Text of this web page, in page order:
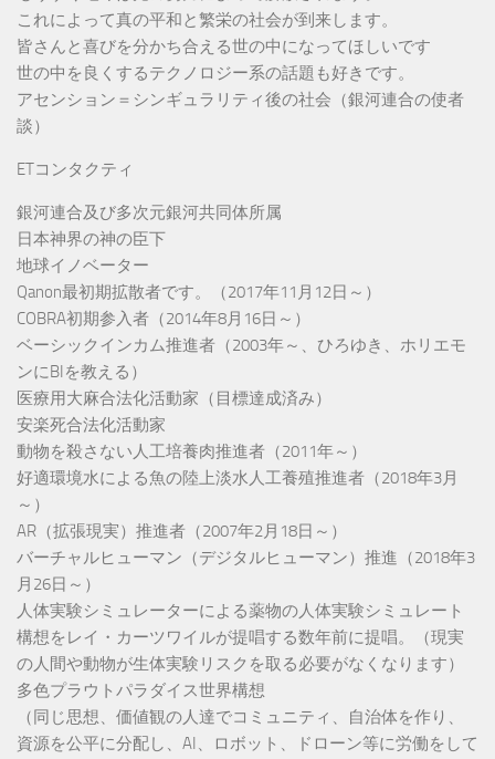
これによって真の平和と繁栄の社会が到来します。
皆さんと喜びを分かち合える世の中になってほしいです
世の中を良くするテクノロジー系の話題も好きです。
アセンション＝シンギュラリティ後の社会（銀河連合の使者
談）
ETコンタクティ
銀河連合及び多次元銀河共同体所属
日本神界の神の臣下
地球イノベーター
Qanon最初期拡散者です。（2017年11月12日～）
COBRA初期参入者（2014年8月16日～）
ベーシックインカム推進者（2003年～、ひろゆき、ホリエモ
ンにBIを教える）
医療用大麻合法化活動家（目標達成済み）
安楽死合法化活動家
動物を殺さない人工培養肉推進者（2011年～）
好適環境水による魚の陸上淡水人工養殖推進者（2018年3月
～）
AR（拡張現実）推進者（2007年2月18日～）
バーチャルヒューマン（デジタルヒューマン）推進（2018年3
月26日～）
人体実験シミュレーターによる薬物の人体実験シミュレート
構想をレイ・カーツワイルが提唱する数年前に提唱。（現実
の人間や動物が生体実験リスクを取る必要がなくなります）
多色プラウトパラダイス世界構想
（同じ思想、価値観の人達でコミュニティ、自治体を作り、
資源を公平に分配し、AI、ロボット、ドローン等に労働をして